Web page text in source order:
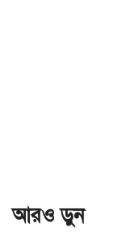
আরও ড়ুন